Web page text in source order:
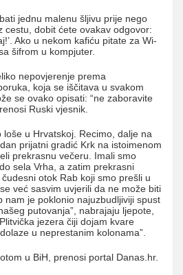
jednu malenu šljivu prije nego
cestu, dobit ćete ovakav odgovor:
Ako u nekom kafiću pitate za Wi-
šifrom u kompjuter.
nepovjerenje prema
koja se iščitava u svakom
se ovako opisati: “ne zaboravite
Ruski vjesnik.
u Hrvatskoj. Recimo, dalje na
prijatni gradić Krk na istoimenom
prekrasnu večeru. Imali smo
sela Vrha, a zatim prekrasni
otok Rab koji smo prešli u
već sasvim uvjerili da ne može biti
nam je poklonio najuzbudljiviji spust
putovanja”, nabrajaju ljepote,
jezera čiji dojam kvare
u neprestanim kolonama”.
u BiH, prenosi portal Danas.hr.